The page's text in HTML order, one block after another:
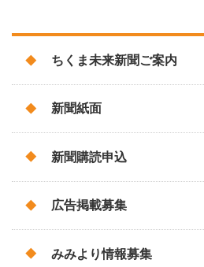
ちくま未来新聞ご案内
新聞紙面
新聞購読申込
広告掲載募集
みみより情報募集